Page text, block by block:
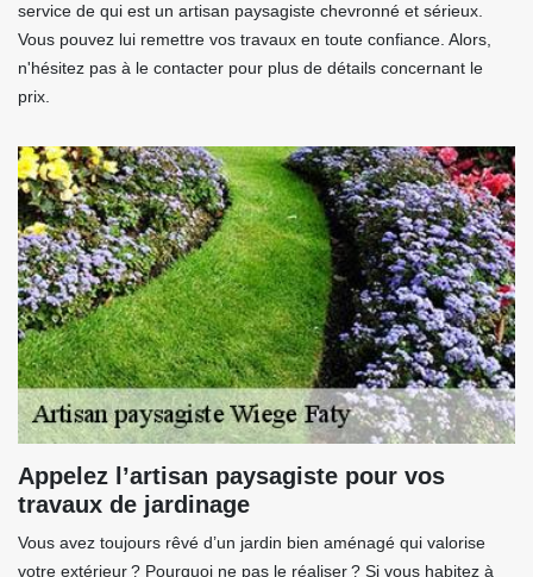
service de qui est un artisan paysagiste chevronné et sérieux.
Vous pouvez lui remettre vos travaux en toute confiance. Alors,
n'hésitez pas à le contacter pour plus de détails concernant le
prix.
Appelez l’artisan paysagiste pour vos
travaux de jardinage
Vous avez toujours rêvé d’un jardin bien aménagé qui valorise
votre extérieur ? Pourquoi ne pas le réaliser ? Si vous habitez à